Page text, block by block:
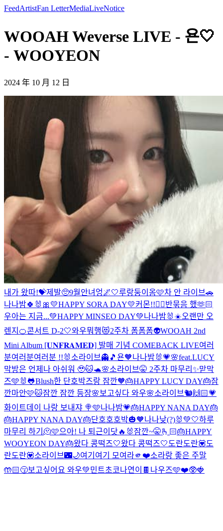
FeedArtistFan LetterMediaLiveNotice
WOOAH Weverse LIVE - 욘🤍
- WOOYEON
2024 年 10 月 12 日
내가 왔따!💝제발🥺9월안녀엉🌌🤍루랑둥이옴🩷차 안 라이브🚗
나나밤🍀🐰🎀 💛HAPPY SORA DAY💛커몬!!❤️‍🔥반묶음 했🫶🏻
우아는 지금...💚HAPPY MINSEO DAY💚나나밤🐰☀️오랜만 오
렌지🍊콘서트 D-2🤍와우뭐행😻2주차 폼폼폼👽WOOAH 2nd
Mini Album [𝐔𝐍𝐅𝐑𝐀𝐌𝐄𝐃] 발매 기념 COMEBACK LIVE여러
분여러분여러분 !!🐰 소라이브👻🎵 욘🧡나나밤🐰💗🌸feat.LUCY
막방은 언제나 아쉬워 🥹🐱🐢🌸소라이브🤫 2주차 마무리✨맏막
즈🩵🐰🐸Blush한 단호박즈랑 잠깐🧡🎂HAPPY LUCY DAY🎂잠
깐마안🩷🐱잠깐 잠깐 등장🌸 보고싶다 와우🌸소라이브🐿️🙌🏻💗
화이트데이 나랑 보내쟈 🍭🩵나나밤💗🎂HAPPY NANA DAY🎂
🎂HAPPY NANA DAY🎂단호호호박🎃🧡나나낮(?)🐰💚🤍하루
마무리 하기🫠🩷으아! 나 퇴근이닷🔥🐰 잠깐~🤫🫰🏻🎂HAPPY
WOOYEON DAY🎂왔다 콩떡즈🤍왔다 콩떡즈🤍 도란도란💟도
란도란💟소라이브🌃🌙여기여기 모여라🫵❤️소라랑 좋은 주말
🤲🏻😚보고싶어요 와우💚민트초코나연이🍫 나우즈🩵❤️🥸🍓